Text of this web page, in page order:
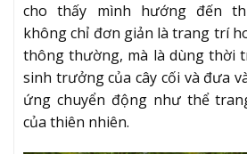
cho thấy mình hướng đến
không chỉ đơn giản là trang trí
thông thường, mà là dùng thời
sinh trưởng của cây cối và đưa
ứng chuyển động như thể
của thiên nhiên.